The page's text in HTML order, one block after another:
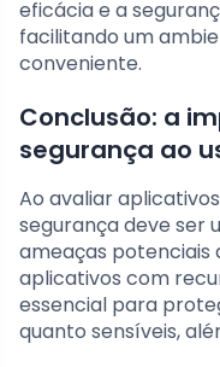
eficácia e a
facilitando um
conveniente.
Conclusão: a
segurança ao
Ao avaliar
segurança deve ser
ameaças potenciais
aplicativos com
essencial para
quanto sensíveis,